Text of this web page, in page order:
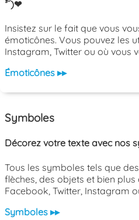
³˘)❤
Insistez sur le fait que vous
émoticônes. Vous pouvez les
Instagram, Twitter ou où vous
Émoticônes ▸▸
Symboles
Décorez votre texte avec nos
Tous les symboles tels que
flèches, des objets et bien plus
Facebook, Twitter, Instagram
Symboles ▸▸